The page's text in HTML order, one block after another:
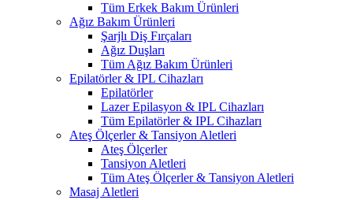
Tüm Erkek Bakım Ürünleri
Ağız Bakım Ürünleri
Şarjlı Diş Fırçaları
Ağız Duşları
Tüm Ağız Bakım Ürünleri
Epilatörler & IPL Cihazları
Epilatörler
Lazer Epilasyon & IPL Cihazları
Tüm Epilatörler & IPL Cihazları
Ateş Ölçerler & Tansiyon Aletleri
Ateş Ölçerler
Tansiyon Aletleri
Tüm Ateş Ölçerler & Tansiyon Aletleri
Masaj Aletleri